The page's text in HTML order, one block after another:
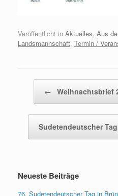
Veröffentlicht in Aktuelles, Aus
Landsmannschaft, Termin /
← Weihnachtsbrief
Sudetendeutscher
Neueste Beiträge
76. Sudetendeutscher Tag in